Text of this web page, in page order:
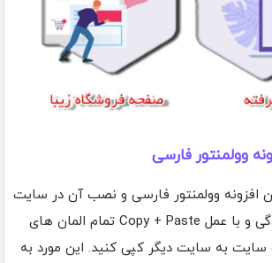
وولمنتور فارسی
افزونه وولمنتور فارسی و نصب آن در سایت
خود میتوانید به سادگی و با عمل Copy + Paste تمام المان های
سایت به سایت دیگر کپی کنید. این مورد به